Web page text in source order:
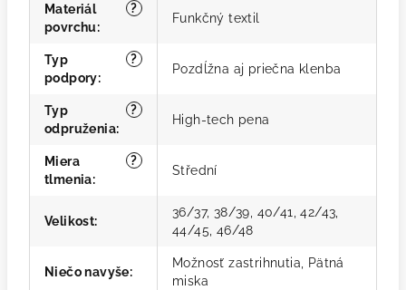
?
Materiál
povrchu:
Funkčný textil
?
Typ
podpory:
Pozdĺžna aj priečna klenba
?
Typ
odpruženia:
High-tech pena
?
Miera
tlmenia:
Střední
Velikost:
36/37, 38/39, 40/41, 42/43,
44/45, 46/48
Niečo navyše:
Možnosť zastrihnutia, Pätná
miska